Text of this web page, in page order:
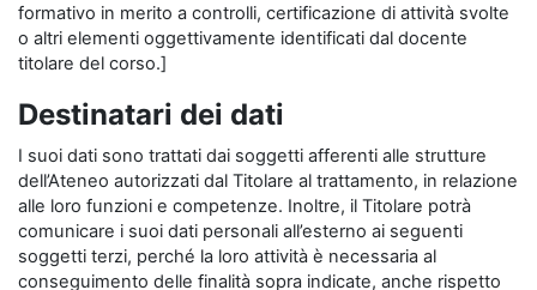
formativo in merito a controlli, certificazione di attività svolte
o altri elementi oggettivamente identificati dal docente
titolare del corso.]
Destinatari dei dati
I suoi dati sono trattati dai soggetti afferenti alle strutture
dell’Ateneo autorizzati dal Titolare al trattamento, in relazione
alle loro funzioni e competenze. Inoltre, il Titolare potrà
comunicare i suoi dati personali all’esterno ai seguenti
soggetti terzi, perché la loro attività è necessaria al
conseguimento delle finalità sopra indicate, anche rispetto